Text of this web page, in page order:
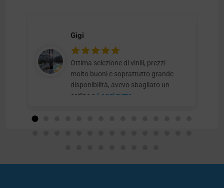
Gigi
Ottima selezione di vinili, prezzi
molto buoni e soprattutto grande
disponibilità, avevo sbagliato un
ordine e Leggi tutto